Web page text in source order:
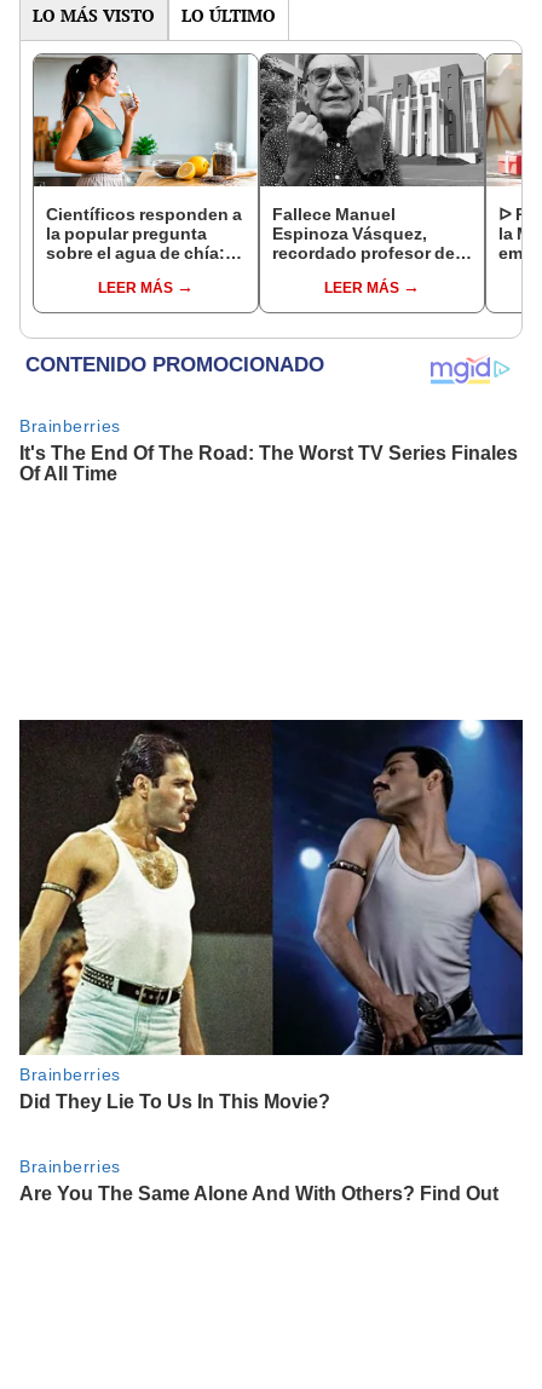
LO MÁS VISTO LO ÚLTIMO
Científicos responden a
la popular pregunta
sobre el agua de chía:
bajar de peso o es solo
un mito viral?
LEER MÁS
Fallece Manuel
Espinoza Vásquez,
recordado profesor de
por su icónica forma de
enseñar
LEER MÁS
ᐅ
la